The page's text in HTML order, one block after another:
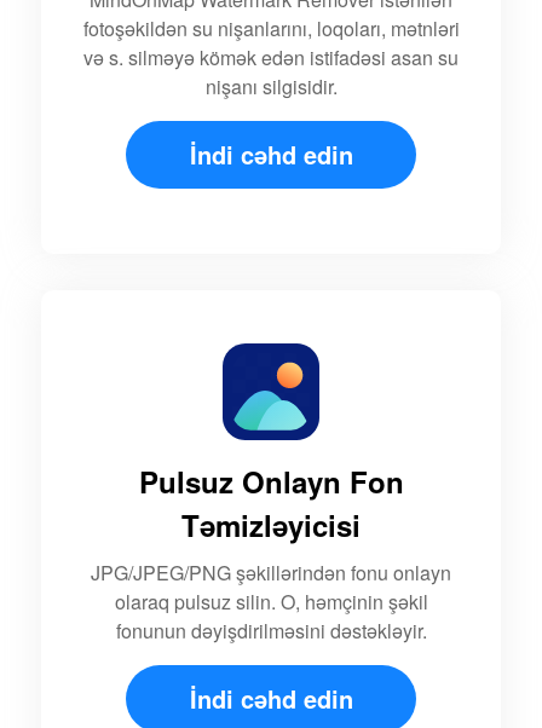
fotoşəkildən su nişanlarını, loqoları, mətnləri
və s. silməyə kömək edən istifadəsi asan su
nişanı silgisidir.
İndi cəhd edin
Pulsuz Onlayn Fon
Təmizləyicisi
JPG/JPEG/PNG şəkillərindən fonu onlayn
olaraq pulsuz silin. O, həmçinin şəkil
fonunun dəyişdirilməsini dəstəkləyir.
İndi cəhd edin